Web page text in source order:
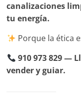
canalizaciones
tu energía.
Porque la ética
910 973 829 —
vender y guiar.